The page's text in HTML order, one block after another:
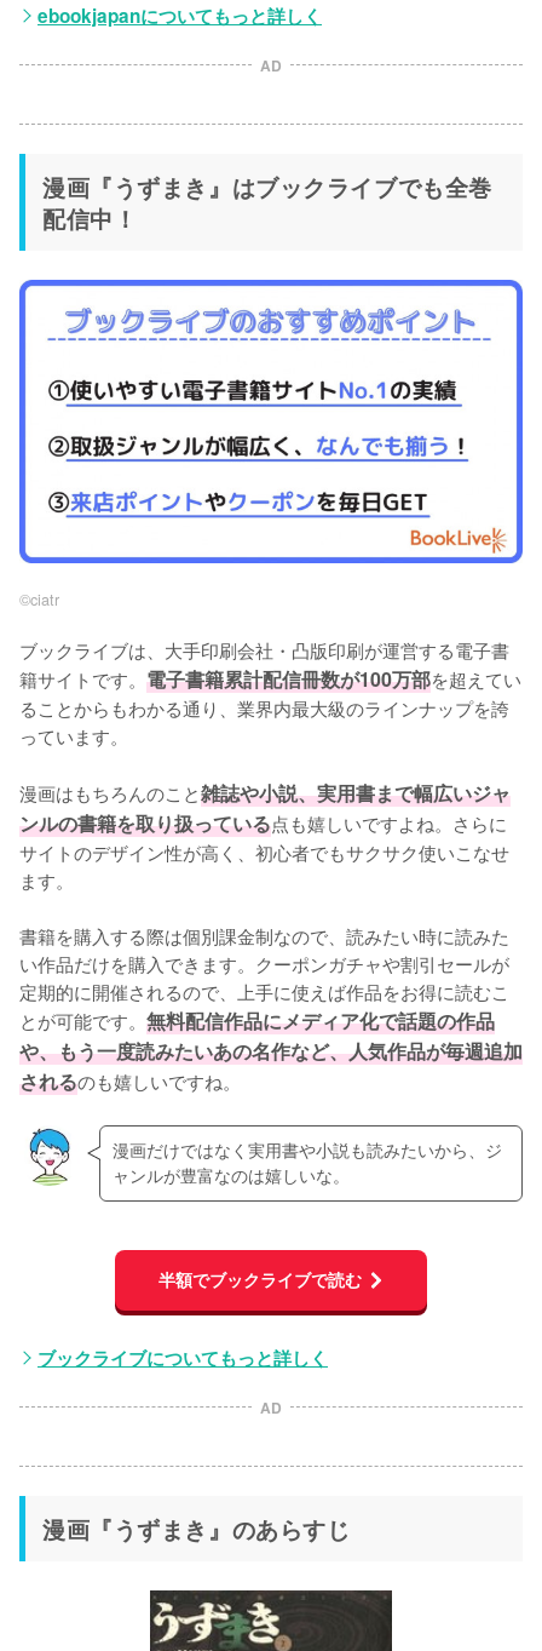
ebookjapanについてもっと詳しく
AD
漫画『うずまき』はブックライブでも全巻
配信中！
©︎ciatr
ブックライブは、大手印刷会社・凸版印刷が運営する電子書
籍サイトです。 電子書籍累計配信冊数が100万部を超えてい
ることからもわかる通り、業界内最大級のラインナップを誇
っています。
漫画はもちろんのこと雑誌や小説、実用書まで幅広いジャ
ンルの書籍を取り扱っている点も嬉しいですよね。さらに
サイトのデザイン性が高く、初心者でもサクサク使いこなせ
ます。
書籍を購入する際は個別課金制なので、読みたい時に読みた
い作品だけを購入できます。クーポンガチャや割引セールが
定期的に開催されるので、上手に使えば作品をお得に読むこ
とが可能です。 無料配信作品にメディア化で話題の作品
や、もう一度読みたいあの名作など、人気作品が毎週追加
されるのも嬉しいですね。
漫画だけではなく実用書や小説も読みたいから、ジ
ャンルが豊富なのは嬉しいな。
半額でブックライブで読む
ブックライブについてもっと詳しく
AD
漫画『うずまき』のあらすじ